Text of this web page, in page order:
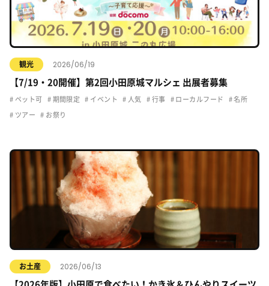
観光 2026/06/19
【7/19・20開催】第2回小田原城マルシェ 出展者募集
ペット可 期間限定 イベント 人気 行事 ローカルフード 名所
ツアー お祭り
お土産 2026/06/13